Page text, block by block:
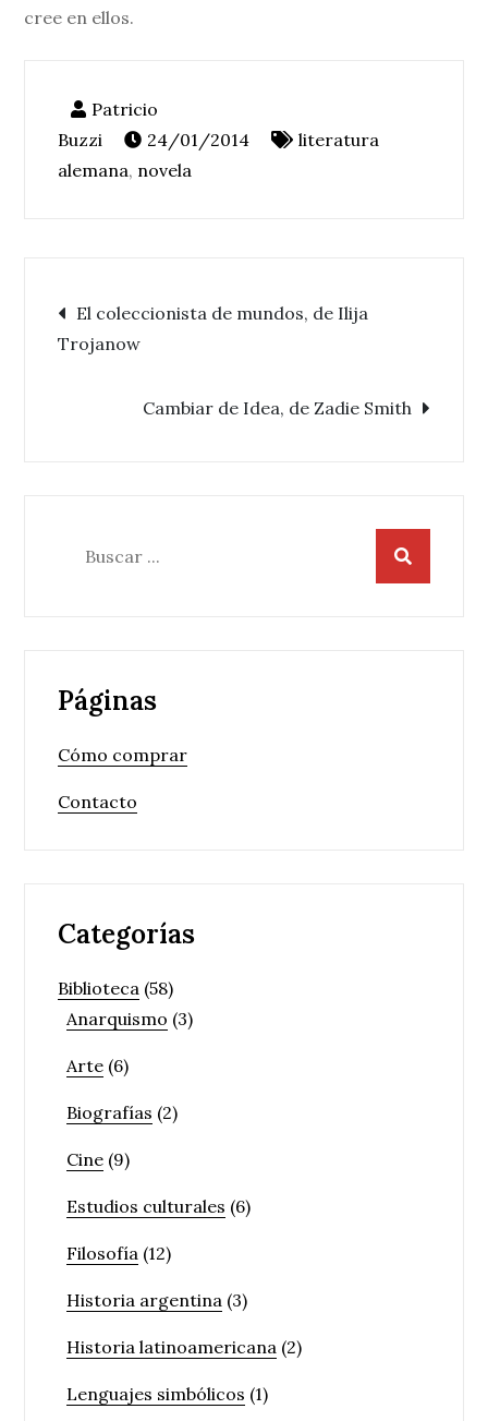
cree en ellos.
24/01/2014
literatura
alemana, novela
Navegación
El coleccionista de mundos, de Ilija
Trojanow
Cambiar de Idea, de Zadie Smith
Páginas
Cómo comprar
Contacto
Categorías
Biblioteca (58)
Anarquismo (3)
Arte (6)
Biografías (2)
Cine (9)
Estudios culturales (6)
Filosofía (12)
Historia argentina (3)
Historia latinoamericana (2)
Lenguajes simbólicos (1)